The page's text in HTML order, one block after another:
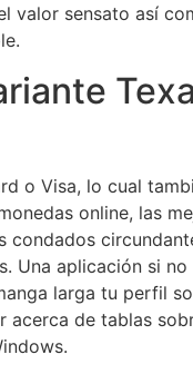
sensato así­
o Visa, lo cual
online, las
Una aplicación si
larga tu perfil
de tablas